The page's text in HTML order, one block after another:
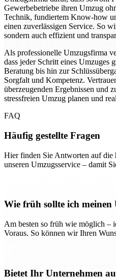
Gewerbebetriebe ihren Umzug
Technik, fundiertem Know-how
einen zuverlässigen Service. So
sondern auch effizient und
Als professionelle Umzugsfirma
dass jeder Schritt eines Umzuges
Beratung bis hin zur
Sorgfalt und Kompetenz.
überzeugenden Ergebnissen und
stressfreien Umzug planen und
FAQ
Häufig gestellte Fragen
Hier finden Sie Antworten auf die
unseren Umzugsservice – damit
Wie früh sollte ich meinen
Am besten so früh wie möglich –
Voraus. So können wir Ihren
Bietet Ihr Unternehmen